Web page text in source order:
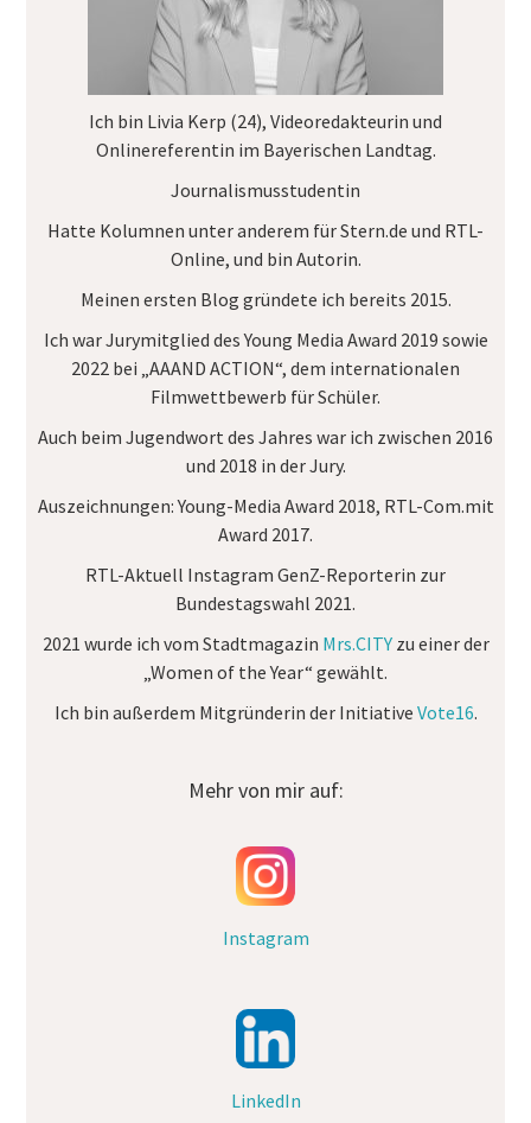
Ich bin Livia Kerp (24), Videoredakteurin und
Onlinereferentin im Bayerischen Landtag.
Journalismusstudentin
Hatte Kolumnen unter anderem fürStern.de und RTL-
Online, und bin Autorin.
Meinen ersten Blog gründete ich bereits 2015.
Ich war Jurymitglied desYoung Media Award 2019 sowie
2022 bei „AAAND ACTION“, dem internationalen
Filmwettbewerb für Schüler.
Auch beim Jugendwort des Jahres war ich zwischen 2016
und 2018 in der Jury.
Auszeichnungen:Young-Media Award 2018, RTL-Com.mit
Award 2017.
RTL-Aktuell Instagram GenZ-Reporterin zur
Bundestagswahl 2021.
2021 wurde ich vom Stadtmagazin Mrs.CITYzu einer der
„Women of the Year“ gewählt.
Ich bin außerdem Mitgründerin der Initiative Vote16.
Mehr von mir auf:
Instagram
LinkedIn